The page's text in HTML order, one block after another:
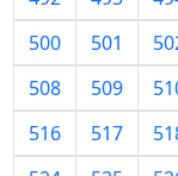
500
501
508
509
516
517